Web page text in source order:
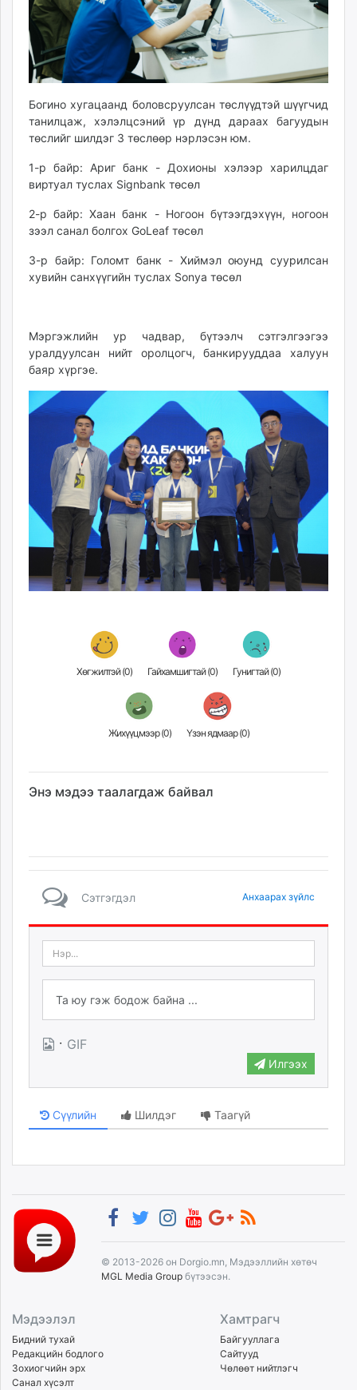
Богино хугацаанд боловсруулсан төслүүдтэй шүүгчид
танилцаж, хэлэлцсэний үр дүнд дараах багуудын
төслийг шилдэг 3 төслөөр нэрлэсэн юм.
1-р байр: Ариг банк - Дохионы хэлээр харилцдаг
виртуал туслах Signbank төсөл
2-р байр: Хаан банк - Ногоон бүтээгдэхүүн, ногоон
зээл санал болгох GoLeaf төсөл
3-р байр: Голомт банк - Хиймэл оюунд суурилсан
хувийн санхүүгийн туслах Sonya төсөл
Мэргэжлийн ур чадвар, бүтээлч сэтгэлгээгээ
уралдуулсан нийт оролцогч, банкирууддаа халуун
баяр хүргэе.
Хөгжилтэй (0) Гайхамшигтай (0) Гунигтай (0)
Жихүүцмээр (0) Үзэн ядмаар (0)
Энэ мэдээ таалагдаж байвал
Сэтгэгдэл Анхаарах зүйлс
· GIF
Илгээх
Сүүлийн Шилдэг Таагүй
© 2013-2026 он Dorgio.mn, Мэдээллийн хөтөч
MGL Media Group бүтээсэн.
Мэдээлэл
Бидний тухай
Редакцийн бодлого
Зохиогчийн эрх
Санал хүсэлт
Хамтрагч
Байгууллага
Сайтууд
Чөлөөт нийтлэгч